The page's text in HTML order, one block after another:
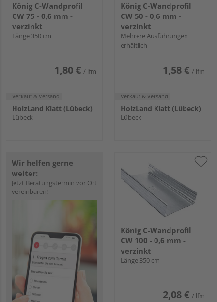
König C-Wandprofil
CW 75 - 0,6 mm -
verzinkt
Länge 350 cm
1,80 € / lfm
Verkauf & Versand
HolzLand Klatt (Lübeck)
Lübeck
König C-Wandprofil
CW 50 - 0,6 mm -
verzinkt
Mehrere Ausführungen
erhältlich
1,58 € / lfm
Verkauf & Versand
HolzLand Klatt (Lübeck)
Lübeck
Wir helfen gerne
weiter:
Jetzt Beratungstermin vor Ort
vereinbaren!
König C-Wandprofil
CW 100 - 0,6 mm -
verzinkt
Länge 350 cm
2,08 € / lfm